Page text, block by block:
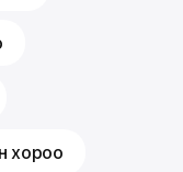
хороо